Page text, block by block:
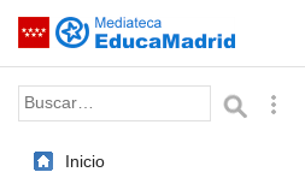
Saltar navegación
Palabra o frase:
Inicio